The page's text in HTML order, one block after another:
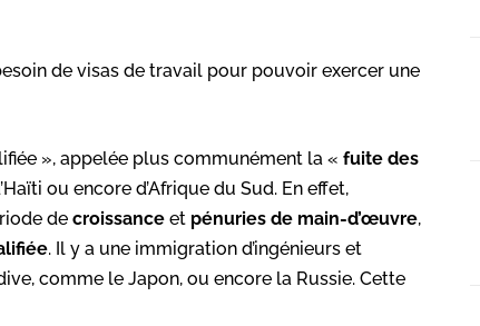
de visas de travail pour pouvoir exercer une
», appelée plus communément la « fuite des
ou encore d’Afrique du Sud. En effet,
de croissance et pénuries de main-d’œuvre,
. Il y a une immigration d’ingénieurs et
comme le Japon, ou encore la Russie. Cette